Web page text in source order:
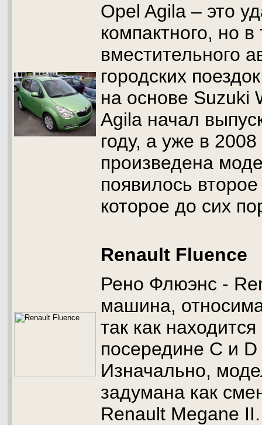
Opel Agila – это
компактного, но
вместительного
городских
на основе Suzuki
Agila начал
году, а уже в
произведена
появилось
которое до сих
Renault Fluence
Рено Флюэнс -
машина,
так как находится
посередине С и D
Изначально,
задумана как
Renault Megane II.